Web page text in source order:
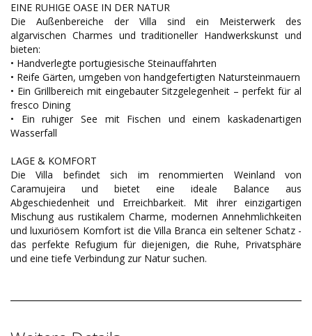
EINE RUHIGE OASE IN DER NATUR
Die Außenbereiche der Villa sind ein Meisterwerk des
algarvischen Charmes und traditioneller Handwerkskunst und
bieten:
• Handverlegte portugiesische Steinauffahrten
• Reife Gärten, umgeben von handgefertigten Natursteinmauern
• Ein Grillbereich mit eingebauter Sitzgelegenheit – perfekt für al
fresco Dining
• Ein ruhiger See mit Fischen und einem kaskadenartigen
Wasserfall
LAGE & KOMFORT
Die Villa befindet sich im renommierten Weinland von
Caramujeira und bietet eine ideale Balance aus
Abgeschiedenheit und Erreichbarkeit. Mit ihrer einzigartigen
Mischung aus rustikalem Charme, modernen Annehmlichkeiten
und luxuriösem Komfort ist die Villa Branca ein seltener Schatz -
das perfekte Refugium für diejenigen, die Ruhe, Privatsphäre
und eine tiefe Verbindung zur Natur suchen.